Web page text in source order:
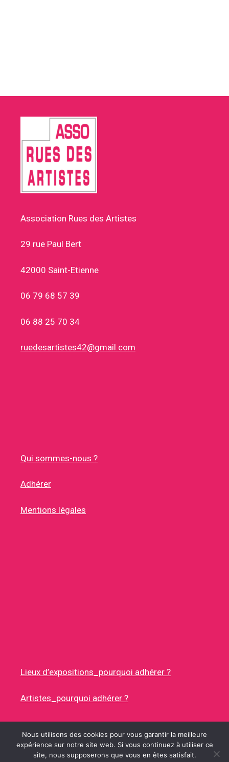
Association Rues des Artistes
29 rue Paul Bert
42000 Saint-Etienne
06 79 68 57 39
06 88 25 70 34
ruedesartistes42@gmail.com
Qui sommes-nous ?
Adhérer
Mentions légales
Lieux d’expositions_pourquoi adhérer ?
Artistes_pourquoi adhérer ?
© 2026 RUES DES ARTISTES• CONSTRUIT AVEC
Nous utilisons des cookies pour vous garantir la meilleure
expérience sur notre site web. Si vous continuez à utiliser ce
site, nous supposerons que vous en êtes satisfait.